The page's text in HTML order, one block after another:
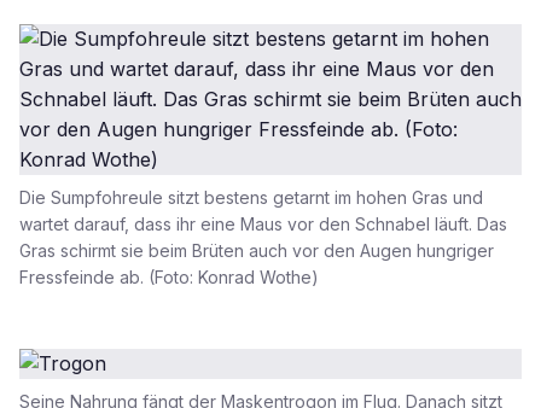
Die Sumpfohreule sitzt bestens getarnt im hohen Gras und
wartet darauf, dass ihr eine Maus vor den Schnabel läuft. Das
Gras schirmt sie beim Brüten auch vor den Augen hungriger
Fressfeinde ab. (Foto: Konrad Wothe)
Seine Nahrung fängt der Maskentrogon im Flug. Danach sitzt